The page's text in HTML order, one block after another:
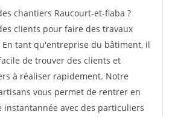
chantiers Raucourt-et-flaba ?
clients pour faire des travaux
En tant qu'entreprise du bâtiment, il
de trouver des clients et
à réaliser rapidement. Notre
vous permet de rentrer en
instantannée avec des particuliers